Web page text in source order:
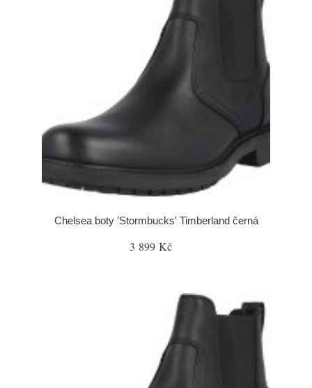
Chelsea boty 'Stormbucks' Timberland černá
3 899 Kč